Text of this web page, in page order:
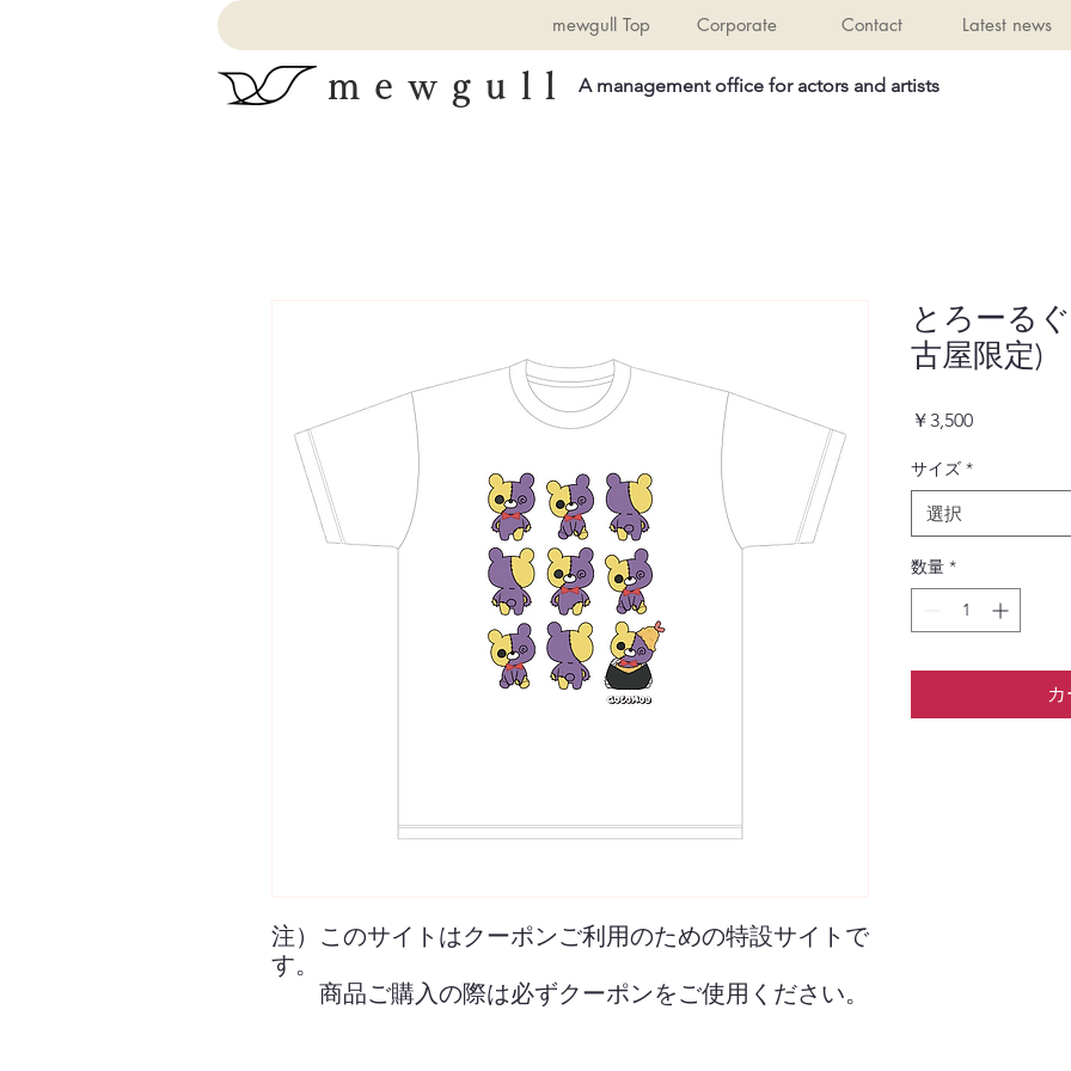
mewgull Top Corporate Contact Latest news
mewgull A management office for actors and artists
注）このサイトはクーポンご利用のための特設サイトで
す。
商品ご購入の際は必ずクーポンをご使用ください。
とろーる
古屋限定)
￥3,500価
サイズ *
選択
数量 *